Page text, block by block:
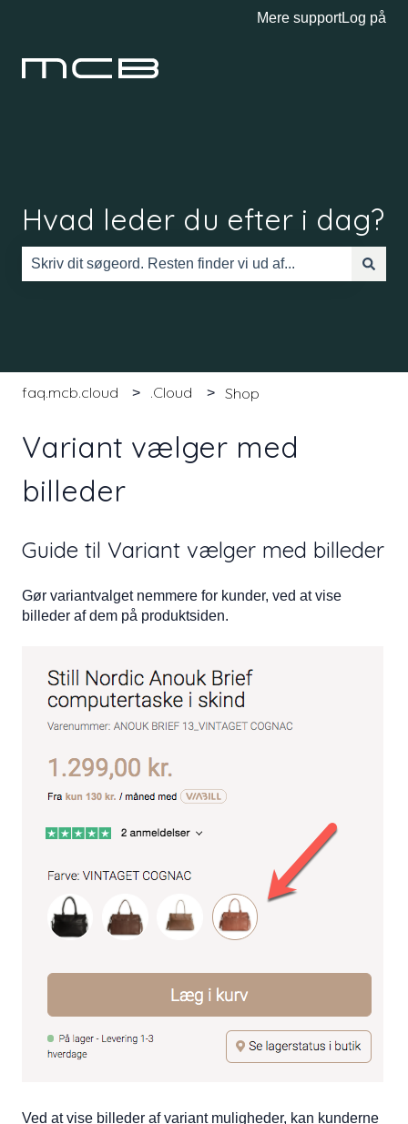
Mere supportLog på
Hvad leder du efter i dag?
faq.mcb.cloud .Cloud Shop
Variant vælger med
billeder
Guide til Variant vælger med billeder
Gør variantvalget nemmere for kunder, ved at vise
billeder af dem på produktsiden.
Ved at vise billeder af variant muligheder, kan kunderne